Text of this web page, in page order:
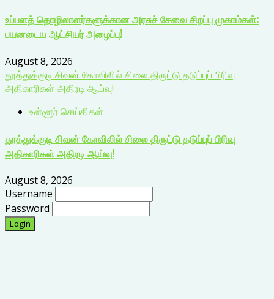
உப்பளத் தொழிலாளர்களுக்கான அரசுச் சேவை சிறப்பு முகாம்கள்:
பயனடைய ஆட்சியர் அழைப்பு!
August 8, 2026
தூத்துக்குடி சிவன் கோவிலில் சிலை திருட்டு தடுப்புப் பிரிவு
அதிகாரிகள் அதிரடி ஆய்வு!
உள்ளூர் செய்திகள்
தூத்துக்குடி சிவன் கோவிலில் சிலை திருட்டு தடுப்புப் பிரிவு
அதிகாரிகள் அதிரடி ஆய்வு!
August 8, 2026
Username
Password